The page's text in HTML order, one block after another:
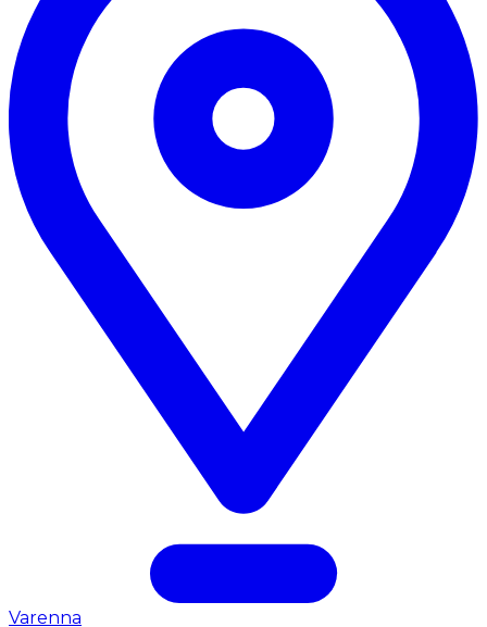
Varenna